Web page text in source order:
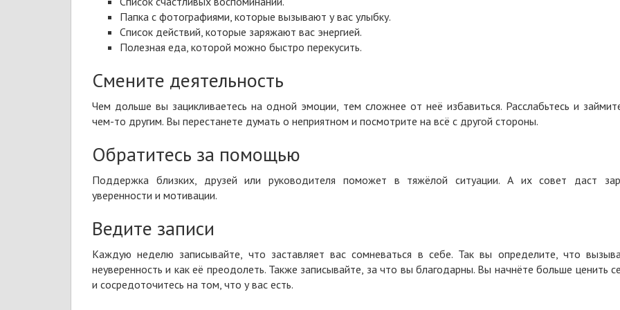
Папка с фотографиями, которые вызывают у вас улыбку.
Список действий, которые заряжают вас энергией.
Полезная еда, которой можно быстро перекусить.
Смените деятельность
Чем дольше вы зацикливаетесь на одной эмоции, тем сложнее от неё избавиться. Расслабьтесь и
чем-то другим. Вы перестанете думать о неприятном и посмотрите на всё с другой стороны.
Обратитесь за помощью
Поддержка близких, друзей или руководителя поможет в тяжёлой ситуации. А их совет даст
уверенности и мотивации.
Ведите записи
Каждую неделю записывайте, что заставляет вас сомневаться в себе. Так вы определите, что
неуверенность и как её преодолеть. Также записывайте, за что вы благодарны. Вы начнёте больше ценить
и сосредоточитесь на том, что у вас есть.